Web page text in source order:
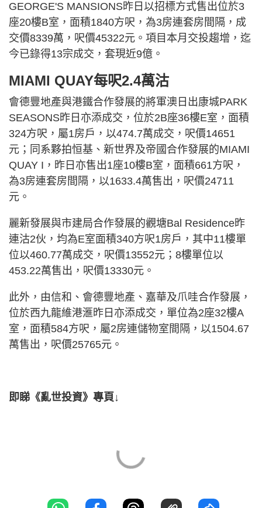
GEORGE'S MANSIONS昨日以招標方式售出位於3
座20樓B室，面積1840方呎，為3房連套房間隔，成
交價8339萬，呎價45322元。項目本月交投趨增，迄
今已錄得13宗成交，套現近9億。
MIAMI QUAY每呎2.4萬沽
會德豐地產與港鐵合作發展的將軍澳日出康城PARK
SEASONS昨日亦添成交，位於2B座36樓E室，面積
324方呎，屬1房戶，以474.7萬成交，呎價14651
元；同系夥拍恒基、新世界及帝國合作發展的MIAMI
QUAY I，昨日亦售出1座10樓B室，面積661方呎，
為3房連套房間隔，以1633.4萬售出，呎價24711
元。
麗新發展與市建局合作發展的觀塘Bal Residence昨
連沽2伙，均為E室面積340方呎1房戶，其中11樓單
位以460.77萬成交，呎價13552元；8樓單位以
453.22萬售出，呎價13330元。
此外，由信和、會德豐地產、嘉華及爪哇合作發展，
位於西九龍維港滙昨日亦添成交，單位為2座32樓A
室，面積584方呎，屬2房連儲物室間隔，以1504.67
萬售出，呎價25765元。
即睇《亂世投資》專頁↓